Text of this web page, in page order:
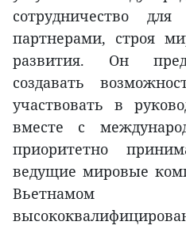
сотрудничество
партнерами, строя
развития. Он
создавать
участвовать в
вместе с
приоритетно
ведущие мировые